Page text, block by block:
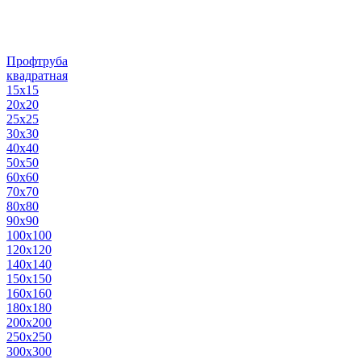
Профтруба
квадратная
15х15
20х20
25х25
30х30
40х40
50х50
60х60
70х70
80х80
90х90
100х100
120х120
140х140
150х150
160х160
180х180
200х200
250х250
300х300